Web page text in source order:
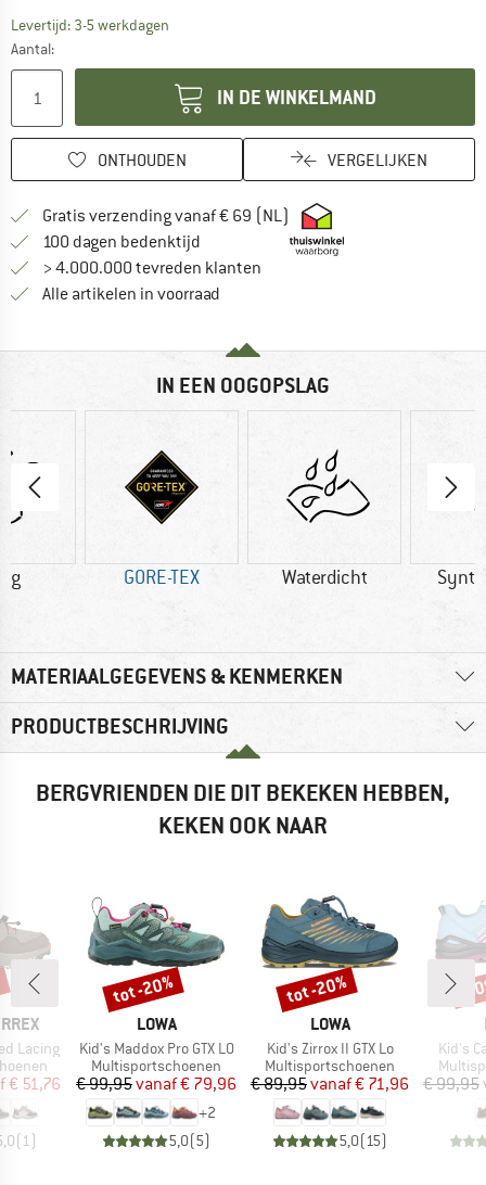
Levertijd: 3-5 werkdagen
Aantal:
IN DE WINKELMAND
ONTHOUDEN VERGELIJKEN
Gratis verzending vanaf € 69 (NL) Vind hier de
100 dagen bedenktijd Vind de betalingsinformatie hier!
> 4.000.000 tevreden klanten
Alle artikelen in voorraad
IN EEN OOGOPSLAG
g GORE-TEX Waterdicht
MATERIAALGEGEVENS & KENMERKEN
PRODUCTBESCHRIJVING
BERGVRIENDEN DIE DIT BEKEKEN HEBBEN,
KEKEN OOK NAAR
Lacing
prijs
€ 51,76
( 1)
MERK
LOWA
Artikel
Kid's Maddox Pro GTX LO
Productgroep
Multisportschoenen
Prijs
€ 99,95 Verlaagde prijs
vanaf€ 79,96
+2
5,0(5)
Korting
tot -20%
MERK
LOWA
Artikel
Kid's Zirrox II GTX Lo
Productgroep
Multisportschoenen
Prijs
€ 89,95 Verlaagde prijs
vanaf€ 71,96
5,0( 15)
Korting
tot -20%
Artikel
Kid's
€ 99,95
-